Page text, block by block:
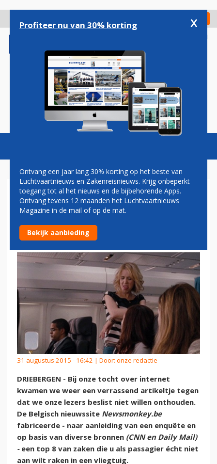
gaan
Check in
Magazine Podcasts Vacatures
ZAKEN DIE JE BESLIST NÍET
WILT AANRAKEN IN EEN
VLIEGTUIG
31 augustus 2015 - 16:42 | Door: onze redactie
DRIEBERGEN - Bij onze tocht over internet
kwamen we weer een verrassend artikeltje tegen
dat we onze lezers beslist niet willen onthouden.
De Belgisch nieuwssite Newsmonkey.be
fabriceerde - naar aanleiding van een enquête en
op basis van diverse bronnen (CNN en Daily Mail)
-een top 8 van zaken die u als passagier écht niet
aan wilt raken in een vliegtuig.
Profiteer nu van 30% korting x
Ontvang een jaar lang 30% korting op het beste van
Luchtvaartnieuws en Zakenreisnieuws. Krijg onbeperkt
toegang tot al het nieuws en de bijbehorende Apps.
Ontvang tevens 12 maanden het Luchtvaartnieuws
Magazine in de mail of op de mat.
Bekijk aanbieding